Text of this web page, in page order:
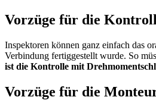
Vorzüge für die
Inspektoren können ganz einfach das
Verbindung fertiggestellt wurde. So
ist die Kontrolle mit
Vorzüge für die